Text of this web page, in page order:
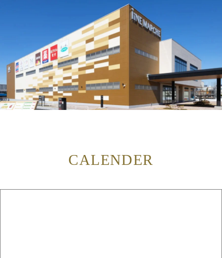
CALENDER